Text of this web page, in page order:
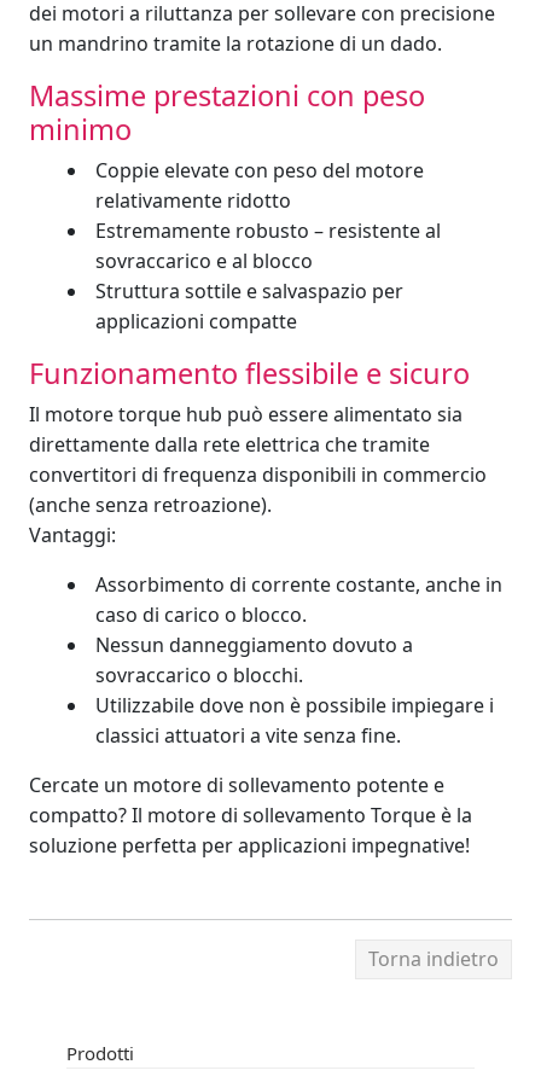
dei motori a riluttanza per sollevare con precisione
un mandrino tramite la rotazione di un dado.
Massime prestazioni con peso
minimo
Coppie elevate con peso del motore
relativamente ridotto
Estremamente robusto – resistente al
sovraccarico e al blocco
Struttura sottile e salvaspazio per
applicazioni compatte
Funzionamento flessibile e sicuro
Il motore torque hub può essere alimentato sia
direttamente dalla rete elettrica che tramite
convertitori di frequenza disponibili in commercio
(anche senza retroazione).
Vantaggi:
Assorbimento di corrente costante, anche in
caso di carico o blocco.
Nessun danneggiamento dovuto a
sovraccarico o blocchi.
Utilizzabile dove non è possibile impiegare i
classici attuatori a vite senza fine.
Cercate un motore di sollevamento potente e
compatto? Il motore di sollevamento Torque è la
soluzione perfetta per applicazioni impegnative!
Torna indietro
Prodotti